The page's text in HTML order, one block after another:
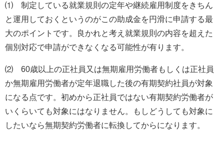
⑴ 制定している就業規則の定年や継続雇用制度をきちん
と運用しておくというのがこの助成金を円滑に申請する最
大のポイントです。良かれと考え就業規則の内容を超えた
個別対応で申請ができなくなる可能性が有ります。
⑵ 60歳以上の正社員又は無期雇用労働者もしくは正社員
か無期雇用労働者が定年退職した後の有期契約社員が対象
になる点です。初めから正社員ではない有期契約労働者が
いくらいても対象にはなりません。もしどうしても対象に
したいなら無期契約労働者に転換してからになります。